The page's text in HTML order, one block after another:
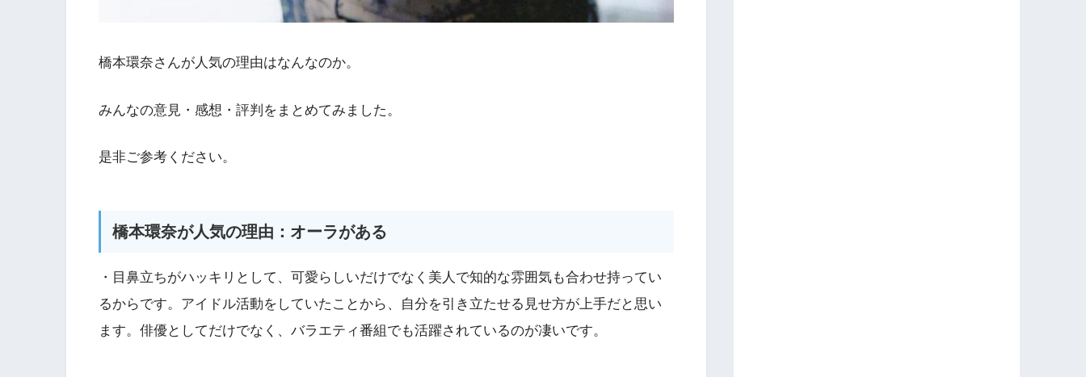
橋本環奈さんが人気の理由はなんなのか。
みんなの意見・感想・評判をまとめてみました。
是非ご参考ください。
橋本環奈が人気の理由：オーラがある
・目鼻立ちがハッキリとして、可愛らしいだけでなく美人で知的な雰囲気も合わせ持ってい
るからです。アイドル活動をしていたことから、自分を引き立たせる見せ方が上手だと思い
ます。俳優としてだけでなく、バラエティ番組でも活躍されているのが凄いです。